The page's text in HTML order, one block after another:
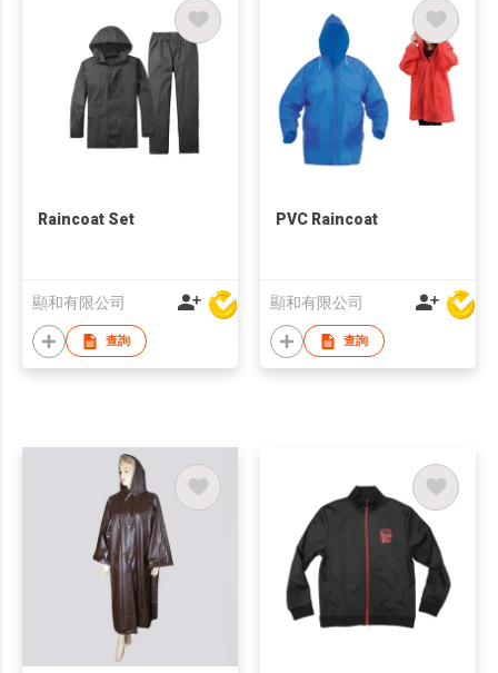
Raincoat Set
顯和有限公司
查詢
PVC Raincoat
顯和有限公司
查詢